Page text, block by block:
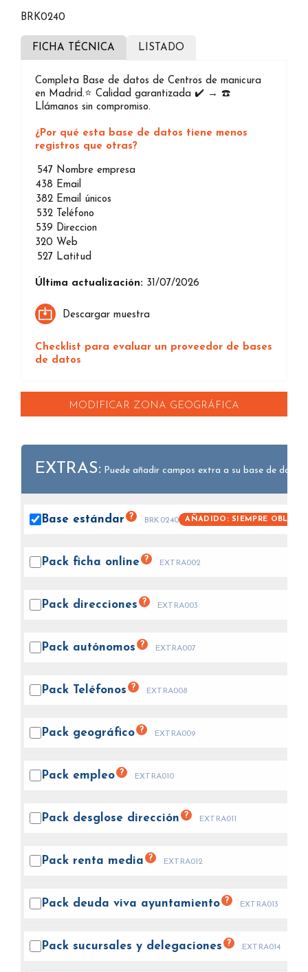
BRK0240
FICHA TÉCNICA LISTADO
Completa Base de datos de Centros de manicura
en Madrid.⭐️ Calidad garantizada ✔️ → ☎️
Llámanos sin compromiso.
¿Por qué esta base de datos tiene menos
registros que otras?
547 Nombre empresa
438 Email
382 Email únicos
532 Teléfono
539 Direccion
320 Web
527 Latitud
Última actualización: 31/07/2026
Descargar muestra
Checklist para evaluar un proveedor de bases
de datos
MODIFICAR ZONA GEOGRÁFICA
EXTRAS: Puede añadir campos extra a su base de datos.
Base estándar ? BRK0240 AÑADIDO: SIEMPRE
Pack ficha online ? EXTRA002
Pack direcciones ? EXTRA003
Pack autónomos ? EXTRA007
Pack Teléfonos ? EXTRA008
Pack geográfico ? EXTRA009
Pack empleo ? EXTRA010
Pack desglose dirección ? EXTRA011
Pack renta media ? EXTRA012
Pack deuda viva ayuntamiento ? EXTRA013
Pack sucursales y delegaciones ? EXTRA014